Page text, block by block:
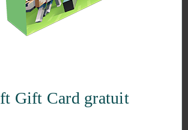
Gift Card gratuit